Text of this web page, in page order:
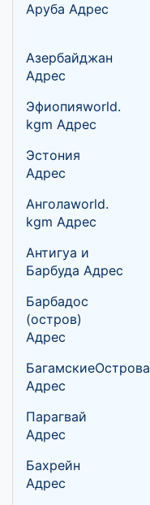
Аруба Адрес
Азербайджан
Адрес
Эфиопияworld.
kgm Адрес
Эстония
Адрес
Анголаworld.
kgm Адрес
Антигуа и
Барбуда Адрес
Барбадос
(остров)
Адрес
БагамскиеОстрова
Адрес
Парагвай
Адрес
Бахрейн
Адрес